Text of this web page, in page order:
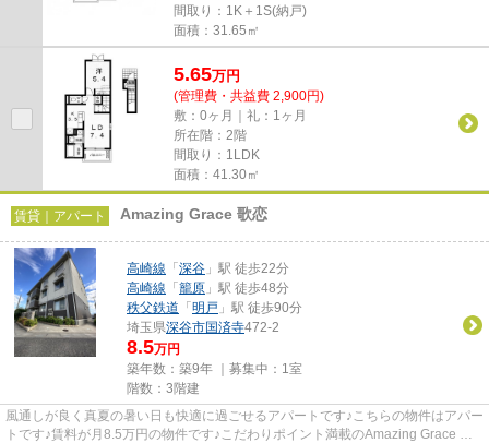
間取り：1K＋1S(納戸)
面積：31.65㎡
5.65万円
(管理費・共益費 2,900円)
敷：0ヶ月｜礼：1ヶ月
所在階：2階
間取り：1LDK
面積：41.30㎡
賃貸｜アパート Amazing Grace 歌恋
高崎線 「 深谷 」駅 徒歩22分
高崎線 「 籠原 」駅 徒歩48分
秩父鉄道 「 明戸 」駅 徒歩90分
埼玉県深谷市国済寺472-2
8.5万円
築年数：築9年 ｜募集中： 1室
階数：3階建
風通しが良く真夏の暑い日も快適に過ごせるアパートです♪こちらの物件はアパー
トです♪賃料が月8.5万円の物件です♪こだわりポイント満載のAmazing Grace 歌